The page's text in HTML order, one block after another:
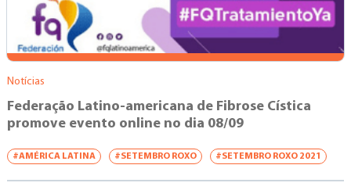
Notícias
Federação Latino-americana de Fibrose Cística
promove evento online no dia 08/09
#AMÉRICA LATINA #SETEMBRO ROXO #SETEMBRO ROXO 2021